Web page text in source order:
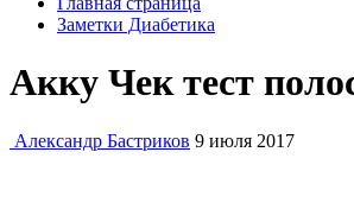
Заметки Диабетика
Акку Чек тест
Александр Бастриков 9 июля 2017